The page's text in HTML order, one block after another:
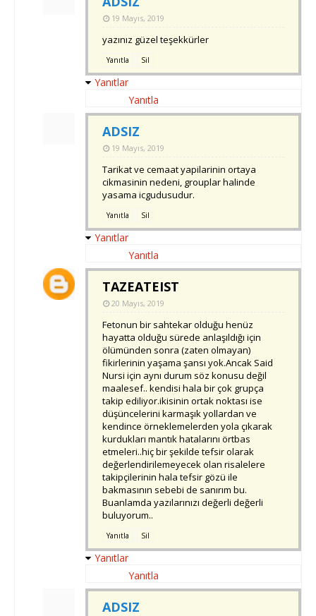
19 Mayıs, 2019
yazınız güzel teşekkürler
Yanıtla Sil
Yanıtlar
Yanıtla
ADSIZ
19 Mayıs, 2019
Tarikat ve cemaat yapilarinin ortaya
cikmasinin nedeni, grouplar halinde
yasama icgudusudur.
Yanıtla Sil
Yanıtlar
Yanıtla
TAZEATEIST
20 Mayıs, 2019
Fetonun bir sahtekar olduğu henüz
hayatta olduğu sürede anlaşıldığı için
ölümünden sonra (zaten olmayan)
fikirlerinin yaşama şansı yok.Ancak Said
Nursi için aynı durum söz konusu değil
maalesef.. kendisi hala bir çok grupça
takip ediliyor.ikisinin ortak noktası ise
düşüncelerini karmaşık yollardan ve
kendince örneklemelerden yola çıkarak
kurdukları mantık hatalarını örtbas
etmeleri..hiç bir şekilde tefsir olarak
değerlendirilemeyecek olan risalelere
takipçilerinin hala tefsir gözü ile
bakmasının sebebi de sanırım bu.
Buanlamda yazılarınızı değerli değerli
buluyorum..
Yanıtla Sil
Yanıtlar
Yanıtla
ADSIZ